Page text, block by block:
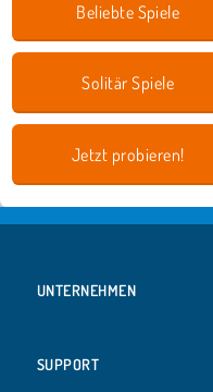
Beliebte Spiele
Solitär Spiele
Jetzt probieren!
UNTERNEHMEN
SUPPORT